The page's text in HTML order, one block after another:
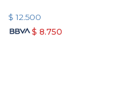
$ 12.500
$ 8.750